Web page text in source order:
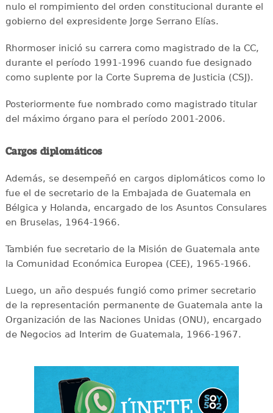
nulo el rompimiento del orden constitucional durante el
gobierno del expresidente Jorge Serrano Elías.
Rhormoser inició su carrera como magistrado de la CC,
durante el período 1991-1996 cuando fue designado
como suplente por la Corte Suprema de Justicia (CSJ).
Posteriormente fue nombrado como magistrado titular
del máximo órgano para el período 2001-2006.
Cargos diplomáticos
Además, se desempeñó en cargos diplomáticos como lo
fue el de secretario de la Embajada de Guatemala en
Bélgica y Holanda, encargado de los Asuntos Consulares
en Bruselas, 1964-1966.
También fue secretario de la Misión de Guatemala ante
la Comunidad Económica Europea (CEE), 1965-1966.
Luego, un año después fungió como primer secretario
de la representación permanente de Guatemala ante la
Organización de las Naciones Unidas (ONU), encargado
de Negocios ad Interim de Guatemala, 1966-1967.